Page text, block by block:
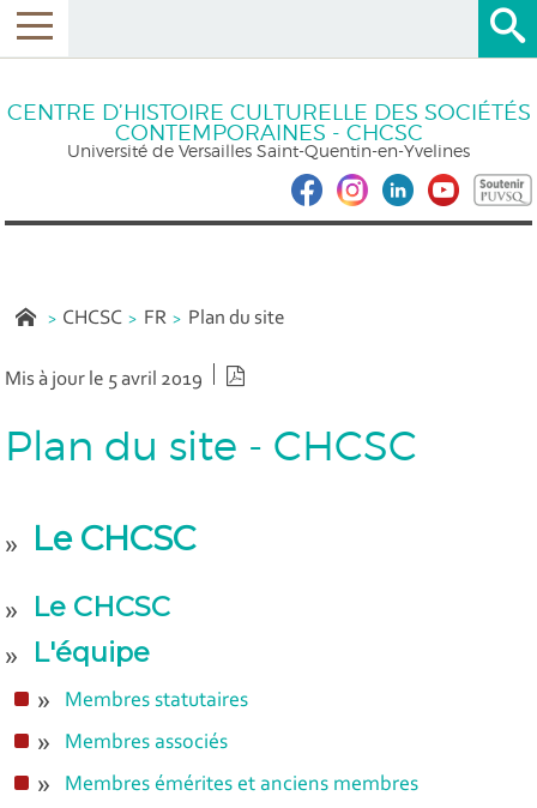
CENTRE D’HISTOIRE CULTURELLE DES SOCIÉTÉS
CONTEMPORAINES - CHCSC
Université de Versailles Saint-Quentin-en-Yvelines
CHCSC FR Plan du site
Mis à jour le 5 avril 2019
Plan du site - CHCSC
Le CHCSC
Le CHCSC
L'équipe
Membres statutaires
Membres associés
Membres émérites et anciens membres